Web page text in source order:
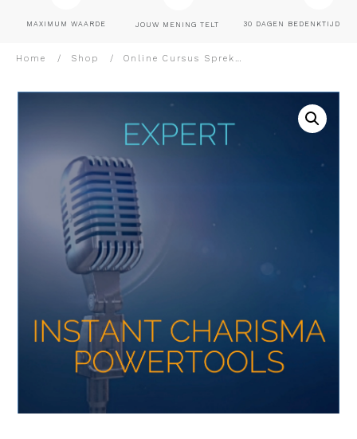
MAXIMUM WAARDE JOUW MENING TELT 30 DAGEN BEDENKTIJD
Home / Shop / Online Cursus Spreken met voelbaar leiderschap